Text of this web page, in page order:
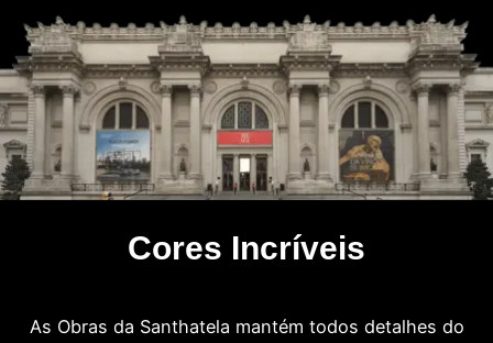
Cores Incríveis
As Obras da Santhatela mantém todos detalhes do